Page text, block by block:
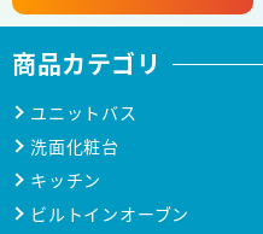
商品カテゴリ
ユニットバス
洗面化粧台
キッチン
ビルトインオーブン